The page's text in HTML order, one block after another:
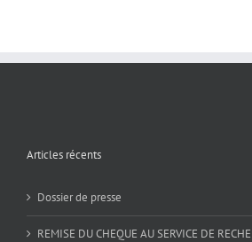
Articles récents
Dossier de presse
REMISE DU CHEQUE AU SERVICE DE